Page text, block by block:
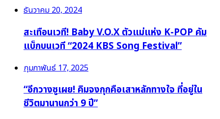
ธันวาคม 20, 2024
สะเทือนเวที! Baby V.O.X ตัวแม่แห่ง K-POP คัม
แบ็กบนเวที “2024 KBS Song Festival”
กุมภาพันธ์ 17, 2025
“อีกวางซูเผย! คิมจงกุกคือเสาหลักทางใจ ที่อยู่ใน
ชีวิตมานานกว่า 9 ปี”